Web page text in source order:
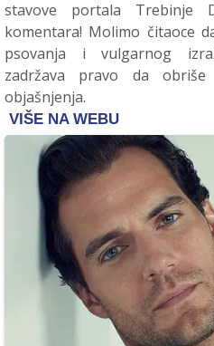
stavove portala Trebinje
komentara! Molimo čitaoce
psovanja i vulgarnog
zadržava pravo da
objašnjenja.